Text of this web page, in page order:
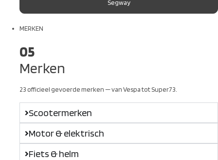
Segway
MERKEN
05
Merken
23 officieel gevoerde merken — van Vespa tot Super73.
Scootermerken
Motor & elektrisch
Fiets & helm